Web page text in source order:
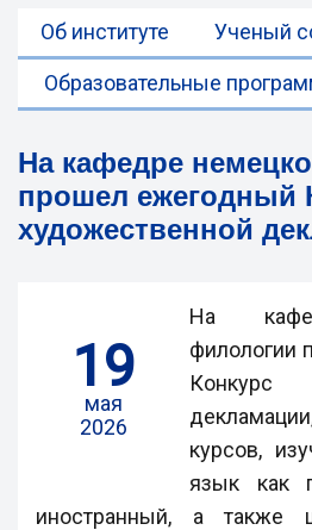
Об институте Ученый
Образовательные
На кафедре
прошел ежегодный
художественной
19
мая
2026
На
филологии
Конкурс
курсов,
язык как
иностранный, а также